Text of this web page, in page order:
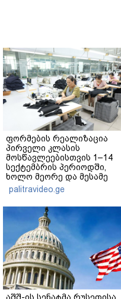
ფორმების რეალიზაცია
პირველი კლასის
მოსწავლეებისთვის 1–14
სექტემბრის პერიოდში,
ხოლო მეორე და მესამე
ეტაპებზე...
palitravideo.ge